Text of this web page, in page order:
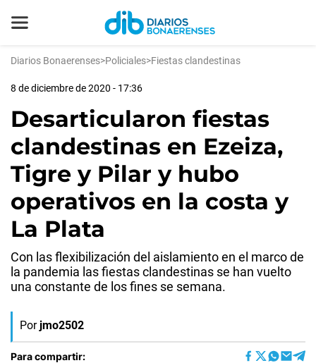
Diarios Bonaerenses>Policiales>Fiestas clandestinas
8 de diciembre de 2020 - 17:36
Desarticularon fiestas
clandestinas en Ezeiza,
Tigre y Pilar y hubo
operativos en la costa y
La Plata
Con las flexibilización del aislamiento en el marco de
la pandemia las fiestas clandestinas se han vuelto
una constante de los fines se semana.
Por jmo2502
Para compartir: